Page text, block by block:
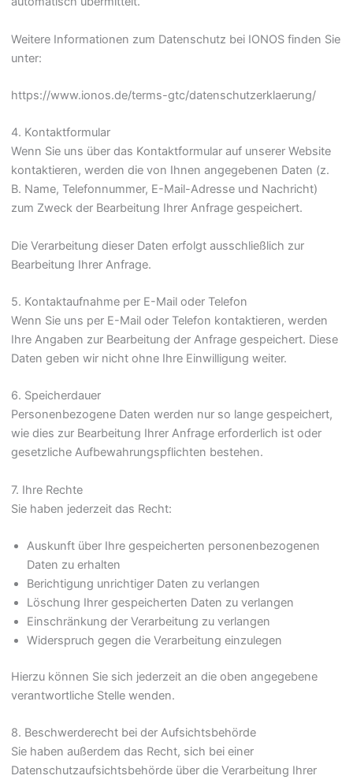
Weitere Informationen zum Datenschutz bei IONOS finden Sie
unter:
https://www.ionos.de/terms-gtc/datenschutzerklaerung/
4. Kontaktformular
Wenn Sie uns über das Kontaktformular auf unserer Website
kontaktieren, werden die von Ihnen angegebenen Daten (z.
B. Name, Telefonnummer, E-Mail-Adresse und Nachricht)
zum Zweck der Bearbeitung Ihrer Anfrage gespeichert.
Die Verarbeitung dieser Daten erfolgt ausschließlich zur
Bearbeitung Ihrer Anfrage.
5. Kontaktaufnahme per E-Mail oder Telefon
Wenn Sie uns per E-Mail oder Telefon kontaktieren, werden
Ihre Angaben zur Bearbeitung der Anfrage gespeichert. Diese
Daten geben wir nicht ohne Ihre Einwilligung weiter.
6. Speicherdauer
Personenbezogene Daten werden nur so lange gespeichert,
wie dies zur Bearbeitung Ihrer Anfrage erforderlich ist oder
gesetzliche Aufbewahrungspflichten bestehen.
7. Ihre Rechte
Sie haben jederzeit das Recht:
Auskunft über Ihre gespeicherten personenbezogenen
Daten zu erhalten
Berichtigung unrichtiger Daten zu verlangen
Löschung Ihrer gespeicherten Daten zu verlangen
Einschränkung der Verarbeitung zu verlangen
Widerspruch gegen die Verarbeitung einzulegen
Hierzu können Sie sich jederzeit an die oben angegebene
verantwortliche Stelle wenden.
8. Beschwerderecht bei der Aufsichtsbehörde
Sie haben außerdem das Recht, sich bei einer
Datenschutzaufsichtsbehörde über die Verarbeitung Ihrer